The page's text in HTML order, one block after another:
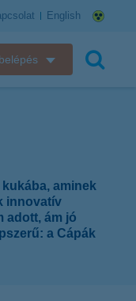
English
web Electra
aminek
innovatív
adott, ám jó
a Cápák